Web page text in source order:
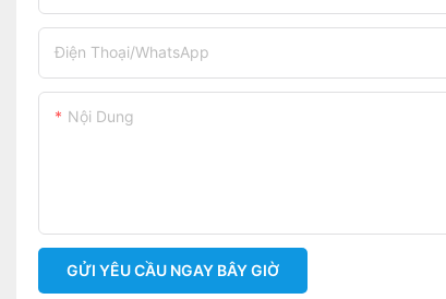
Điện Thoại/WhatsApp
Nội Dung
GỬI YÊU CẦU NGAY BÂY GIỜ